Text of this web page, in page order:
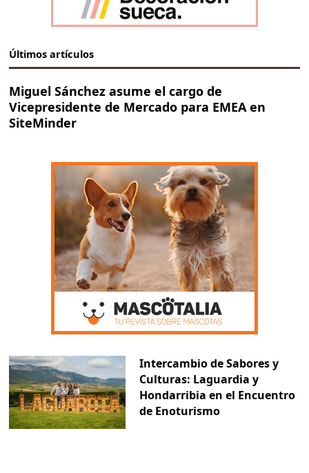
Últimos artículos
Miguel Sánchez asume el cargo de
Vicepresidente de Mercado para EMEA en
SiteMinder
Intercambio de Sabores y
Culturas: Laguardia y
Hondarribia en el Encuentro
de Enoturismo